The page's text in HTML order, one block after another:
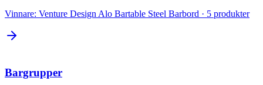
Vinnare: Venture Design Alo Bartable Steel Barbord · 5 produkter
Bargrupper